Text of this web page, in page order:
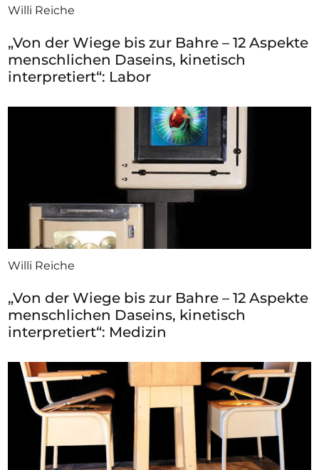
Willi Reiche
„Von der Wiege bis zur Bahre – 12 Aspekte
menschlichen Daseins, kinetisch
interpretiert“: Labor
Willi Reiche
„Von der Wiege bis zur Bahre – 12 Aspekte
menschlichen Daseins, kinetisch
interpretiert“: Medizin